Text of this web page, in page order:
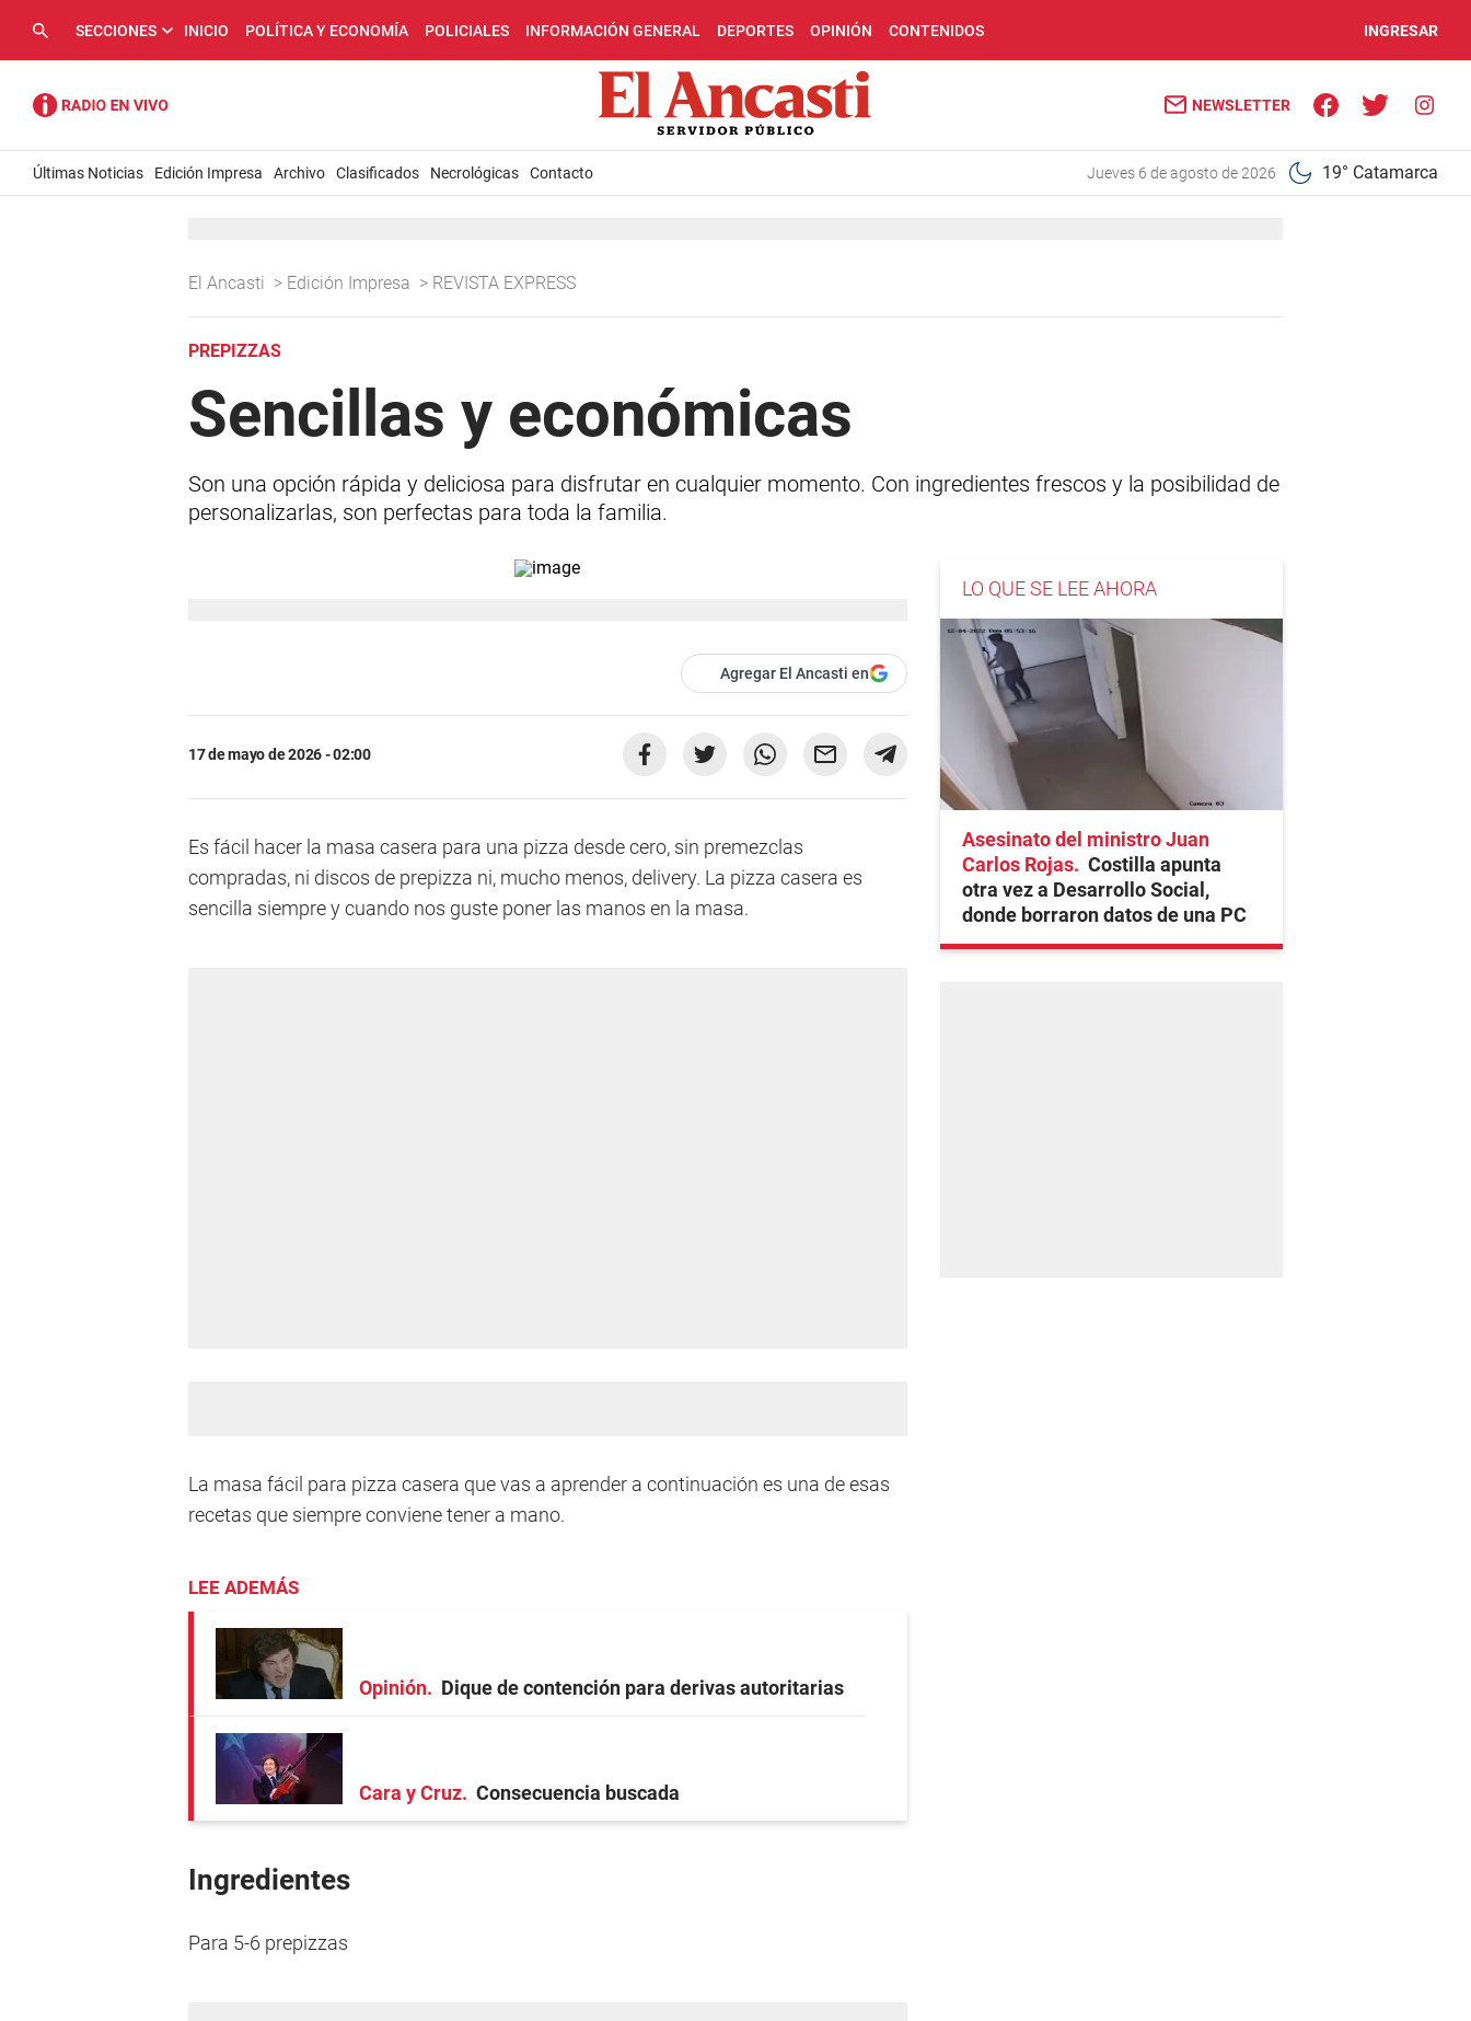
SECCIONES INICIO POLÍTICA Y ECONOMÍA POLICIALES INFORMACIÓN GENERAL DEPORTES OPINIÓN CONTENIDOS INGRESAR
NEWSLETTER
Últimas Noticias Edición Impresa Archivo Clasificados Necrológicas Contacto jueves 6 de agosto de 2026 19° Catamarca
El Ancasti > Edición Impresa > REVISTA EXPRESS
PREPIZZAS
Sencillas y económicas
Son una opción rápida y deliciosa para disfrutar en cualquier momento. Con ingredientes frescos y la posibilidad de
personalizarlas, son perfectas para toda la familia.
Agregar El Ancasti en
17 de mayo de 2026 - 02:00
Es fácil hacer la masa casera para una pizza desde cero, sin premezclas
compradas, ni discos de prepizza ni, mucho menos, delivery. La pizza casera es
sencilla siempre y cuando nos guste poner las manos en la masa.
La masa fácil para pizza casera que vas a aprender a continuación es una de esas
recetas que siempre conviene tener a mano.
LEE ADEMÁS
Opinión Dique de contención para derivas autoritarias
Cara y Cruz Consecuencia buscada
Ingredientes
Para 5-6 prepizzas
LO QUE SE LEE AHORA
Asesinato del ministro Juan
Carlos Rojas
Costilla apunta
otra vez a Desarrollo Social,
donde borraron datos de una PC